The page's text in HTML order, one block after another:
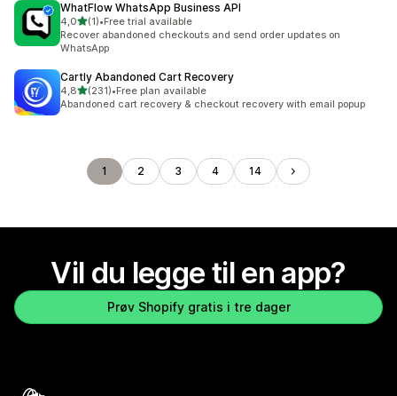
WhatFlow WhatsApp Business API
4,0av 5 stjerner
(1)
Totalt 1 omtaler
•Free trial available
Recover abandoned checkouts and send order updates on
WhatsApp
Cartly Abandoned Cart Recovery
4,8av 5 stjerner
(231)
Totalt 231 omtaler
•Free plan available
Abandoned cart recovery & checkout recovery with email popup
1 2 3 4 14
Vil du legge til en app?
Prøv Shopify gratis i tre dager